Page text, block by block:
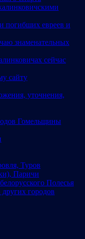
погибших евреев и
знаменательных
сейчас
сайту
уточнения,
Гомельщины
Туров
Паричи
Полесья
городов